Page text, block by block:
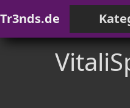
Tr3nds.de